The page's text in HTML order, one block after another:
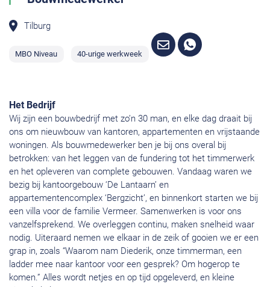
Tilburg
MBO Niveau 40-urige werkweek
Het Bedrijf
Wij zijn een bouwbedrijf met zo’n 30 man, en elke dag draait bij
ons om nieuwbouw van kantoren, appartementen en vrijstaande
woningen. Als bouwmedewerker ben je bij ons overal bij
betrokken: van het leggen van de fundering tot het timmerwerk
en het opleveren van complete gebouwen. Vandaag waren we
bezig bij kantoorgebouw ‘De Lantaarn’ en
appartementencomplex ‘Bergzicht’, en binnenkort starten we bij
een villa voor de familie Vermeer. Samenwerken is voor ons
vanzelfsprekend. We overleggen continu, maken snelheid waar
nodig. Uiteraard nemen we elkaar in de zeik of gooien we er een
grap in, zoals “Waarom nam Diederik, onze timmerman, een
ladder mee naar kantoor voor een gesprek? Om hogerop te
komen.” Alles wordt netjes en op tijd opgeleverd, en kleine